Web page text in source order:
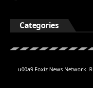
Categories
u00a9 Foxiz News Network.